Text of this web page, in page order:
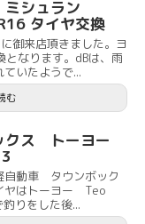
シュラン
タイヤ交換
御来店頂きました。ヨ
となります。dBは、雨
いたようで...
む
クス トーヨー
自動車 タウンボック
ヤはトーヨー Teo
りをした後...